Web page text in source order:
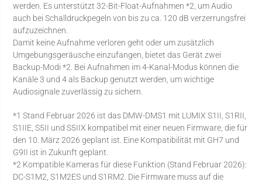
werden. Es unterstützt 32-Bit-Float-Aufnahmen *2, um Audio
auch bei Schalldruckpegeln von bis zu ca. 120 dB verzerrungsfrei
aufzuzeichnen.
Damit keine Aufnahme verloren geht oder um zusätzlich
Umgebungsgeräusche einzufangen, bietet das Gerät zwei
Backup-Modi *2. Bei Aufnahmen im 4-Kanal-Modus können die
Kanäle 3 und 4 als Backup genutzt werden, um wichtige
Audiosignale zuverlässig zu sichern.
*1 Stand Februar 2026 ist das DMW-DMS1 mit LUMIX S1II, S1RII,
S1IIE, S5II und S5IIX kompatibel mit einer neuen Firmware, die für
den 10. März 2026 geplant ist. Eine Kompatibilität mit GH7 und
G9II ist in Zukunft geplant.
*2 Kompatible Kameras für diese Funktion (Stand Februar 2026):
DC-S1M2, S1M2ES und S1RM2. Die Firmware muss auf die